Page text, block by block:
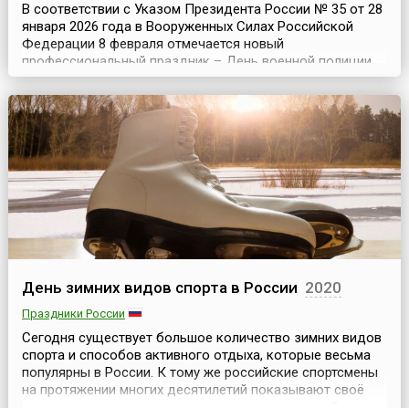
В соответствии с Указом Президента России № 35 от 28
января 2026 года в Вооруженных Силах Российской
Федерации 8 февраля отмечается новый
профессиональный праздник – День военной полиции.
Документ внёс изменения в Указ главы государства №
549 от 31 мая 2006 года «Об установлении
профессиональных праздников и памятных дней в
Вооруженных Силах Российской Федерации».С
инициативой учреждения празд...
День зимних видов спорта в России 2020
Праздники России
Сегодня существует большое количество зимних видов
спорта и способов активного отдыха, которые весьма
популярны в России. К тому же российские спортсмены
на протяжении многих десятилетий показывают своё